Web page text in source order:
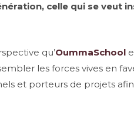
celle qui se veut
qu’OummaSchool
les forces vives en
et porteurs de projets